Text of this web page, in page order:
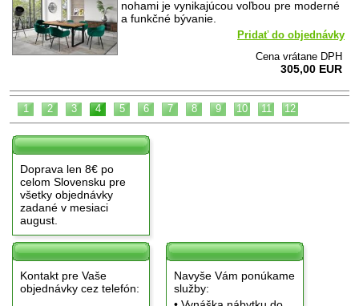
nohami je vynikajúcou voľbou pre moderné
a funkčné bývanie.
Pridať do objednávky
Cena vrátane DPH
305,00 EUR
1 2 3 4 5 6 7 8 9 10 11 12
Doprava len 8€ po
celom Slovensku pre
všetky objednávky
zadané v mesiaci
august.
Kontakt pre Vaše
objednávky cez telefón:
Navyše Vám ponúkame
služby: